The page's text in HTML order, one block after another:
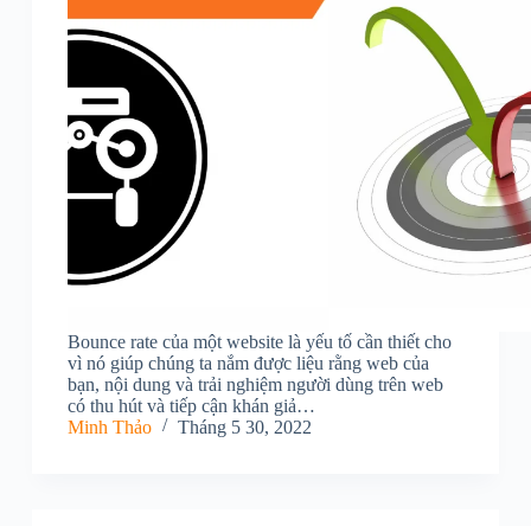
Bounce rate của một website là yếu tố cần thiết cho
vì nó giúp chúng ta nắm được liệu rằng web của
bạn, nội dung và trải nghiệm người dùng trên web
có thu hút và tiếp cận khán giả…
Minh Thảo
Tháng 5 30, 2022